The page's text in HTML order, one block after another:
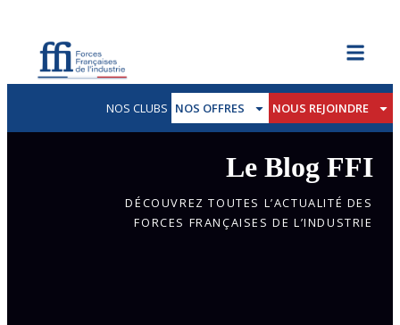
NOS CLUBS NOS OFFRES NOUS REJOINDRE
Le Blog FFI
DÉCOUVREZ TOUTES L’ACTUALITÉ DES
FORCES FRANÇAISES DE L’INDUSTRIE